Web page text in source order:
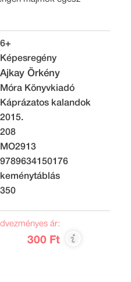
6+
Képesregény
Ajkay Örkény
Móra Könyvkiadó
Káprázatos kalandok
2015.
208
MO2913
9789634150176
keménytáblás
350
ár:
300 Ft